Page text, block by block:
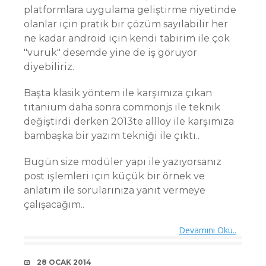
platformlara uygulama geliştirme niyetinde
olanlar için pratik bir çözüm sayılabilir her
ne kadar android için kendi tabirim ile çok
"vuruk" desemde yine de iş görüyor
diyebiliriz.
Başta klasik yöntem ile karşımıza çıkan
titanium daha sonra commonjs ile teknik
değiştirdi derken 2013te allloy ile karşımıza
bambaşka bir yazım tekniği ile çıktı..
Bugün size modüler yapı ile yazıyorsanız
post işlemleri için küçük bir örnek ve
anlatım ile sorularınıza yanıt vermeye
çalışacağım..
Devamını Oku..
DATE
28 OCAK 2014